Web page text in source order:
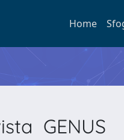
Home
GENUS